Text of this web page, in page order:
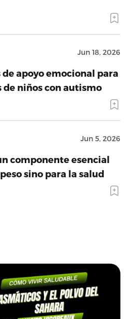
Jun 18, 2026
apoyo emocional para
de niños con autismo
Jun 5, 2026
componente esencial
sino para la salud